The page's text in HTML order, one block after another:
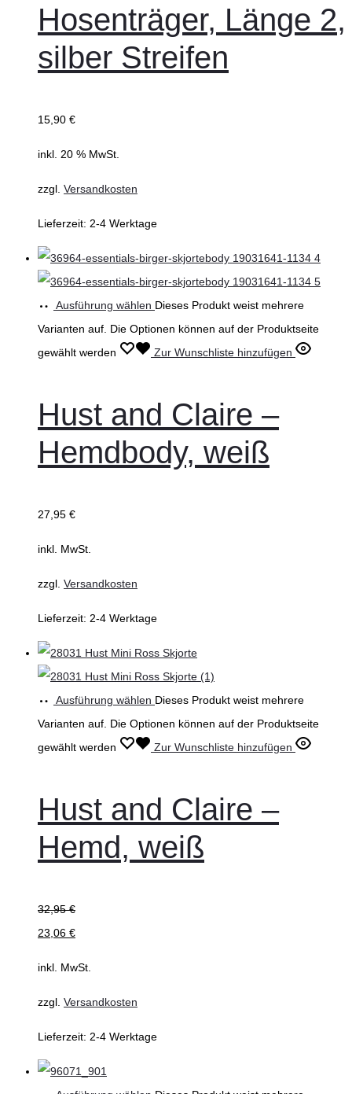
Hosenträger, Länge 2,
silber Streifen
15,90 €
inkl. 20 % MwSt.
zzgl. Versandkosten
Lieferzeit: 2-4 Werktage
Ausführung wählen Dieses Produkt weist mehrere
Varianten auf. Die Optionen können auf der Produktseite
gewählt werden
Zur Wunschliste hinzufügen
Hust and Claire –
Hemdbody, weiß
27,95 €
inkl. MwSt.
zzgl. Versandkosten
Lieferzeit: 2-4 Werktage
Ausführung wählen Dieses Produkt weist mehrere
Varianten auf. Die Optionen können auf der Produktseite
gewählt werden
Zur Wunschliste hinzufügen
Hust and Claire –
Hemd, weiß
32,95€
23,06 €
inkl. MwSt.
zzgl. Versandkosten
Lieferzeit: 2-4 Werktage